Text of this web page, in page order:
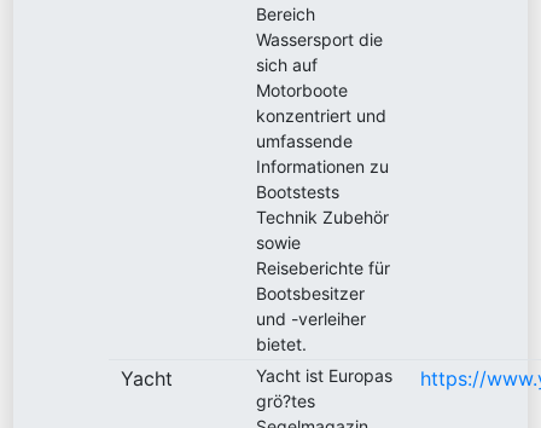
Bereich
Wassersport die
sich auf
Motorboote
konzentriert und
umfassende
Informationen zu
Bootstests
Technik Zubehör
sowie
Reiseberichte für
Bootsbesitzer
und -verleiher
bietet.
Yacht
Yacht ist Europas
grö?tes
https://